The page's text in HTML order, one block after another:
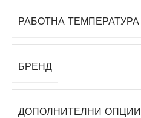
РАБОТНА ТЕМПЕРАТУРА
БРЕНД
ДОПОЛНИТЕЛНИ ОПЦИИ